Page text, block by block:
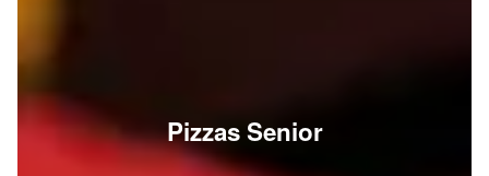
Pizzas Senior